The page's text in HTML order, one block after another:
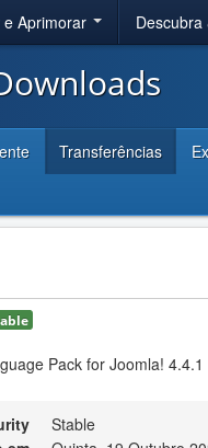
e Aprimorar Descubra
Transferências
Pack for Joomla! 4.4.1
Stable